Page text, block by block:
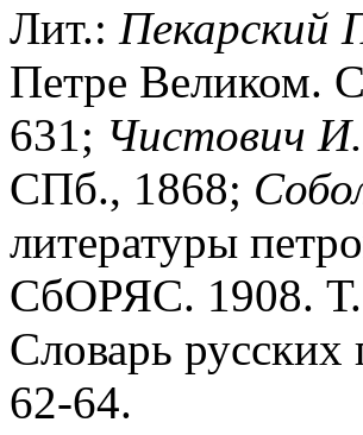
Лит.: Пекарский
Петре Великом.
631; Чистович И.
СПб., 1868;
литературы
СбОРЯС. 1908.
Словарь
62-64.